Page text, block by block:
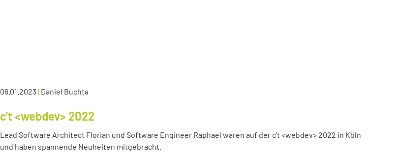
06.01.2023| Daniel Buchta
c't <webdev> 2022
Lead Software Architect Florian und Software Engineer Raphael waren auf der c't <webdev> 2022 in Köln
und haben spannende Neuheiten mitgebracht.